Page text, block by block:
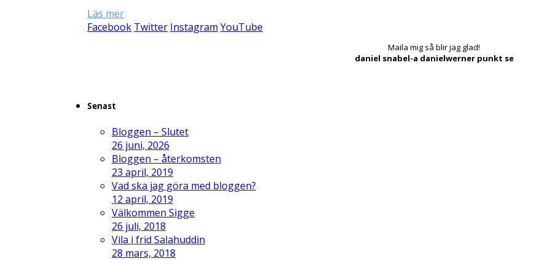
Läs mer
Facebook Twitter Instagram YouTube
Maila mig så blir jag glad!
daniel snabel-a danielwerner punkt se
Senast
Bloggen – Slutet
26 juni, 2026
Bloggen – återkomsten
23 april, 2019
Vad ska jag göra med bloggen?
12 april, 2019
Välkommen Sigge
26 juli, 2018
Vila i frid Salahuddin
28 mars, 2018